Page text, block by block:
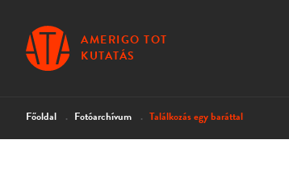
AMERIGO TOT
KUTATÁS
Főoldal Fotóarchívum Találkozás egy baráttal